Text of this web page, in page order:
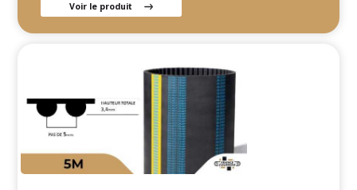
Voir le produit